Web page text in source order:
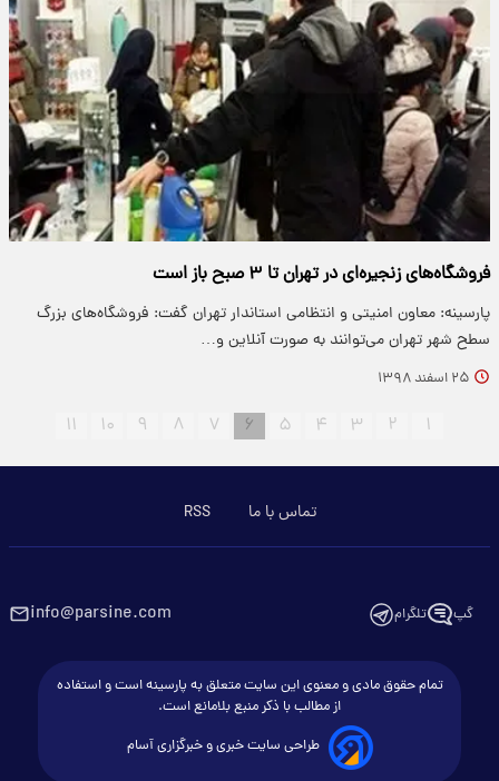
فروشگاه‌های زنجیره‌ای در تهران تا ٣ صبح باز است
پارسینه: معاون امنیتی و انتظامی استاندار تهران گفت: فروشگاه‌های بزرگ
سطح شهر تهران می‌توانند به صورت آنلاین و…
۲۵ اسفند ۱۳۹۸
۱ ۲ ۳ ۴ ۵ ۶ ۷ ۸ ۹ ۱۰ ۱۱
تماس با ما RSS
گپ تلگرام info@parsine.com
تمام حقوق مادی و معنوی این سایت متعلق به پارسینه است و استفاده
از مطالب با ذکر منبع بلامانع است.
طراحی سایت خبری و خبرگزاری آسام